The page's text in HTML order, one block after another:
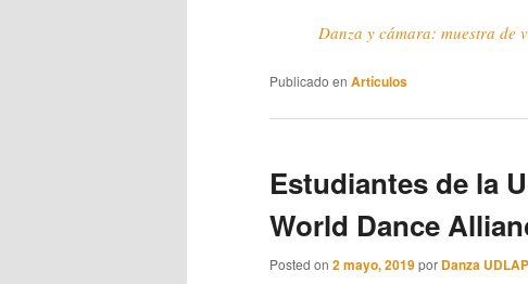
Danza y cámara: muestra de
Publicado en Artículos
Estudiantes de la
World Dance
Posted on 2 mayo, 2019por Danza UDLAP